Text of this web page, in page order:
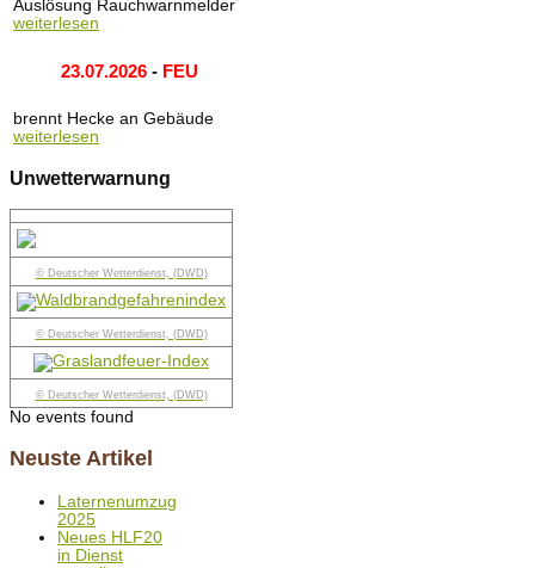
Auslösung Rauchwarnmelder
weiterlesen
23.07.2026- FEU
brennt Hecke an Gebäude
weiterlesen
Unwetterwarnung
© Deutscher Wetterdienst, (DWD)
© Deutscher Wetterdienst, (DWD)
© Deutscher Wetterdienst, (DWD)
No events found
Neuste Artikel
Laternenumzug
2025
Neues HLF20
in Dienst